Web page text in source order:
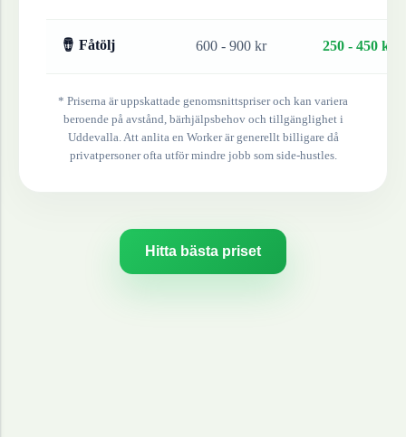
🪘 Fåtölj 600 - 900 kr 250 - 450 kr
* Priserna är uppskattade genomsnittspriser och kan variera
beroende på avstånd, bärhjälpsbehov och tillgänglighet i
Uddevalla . Att anlita en Worker är generellt billigare då
privatpersoner ofta utför mindre jobb som side-hustles.
Hitta bästa priset